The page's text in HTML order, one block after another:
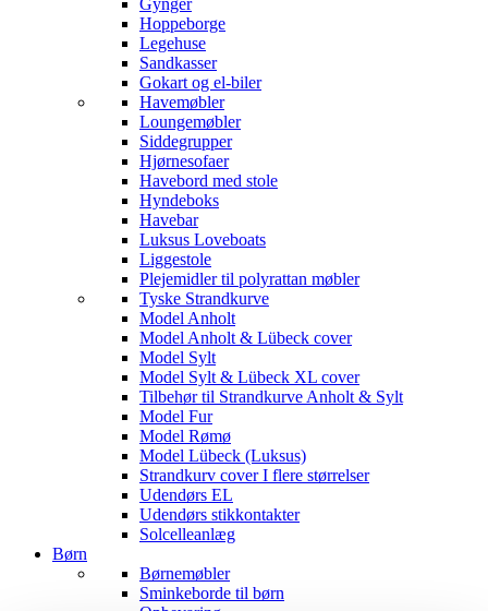
Gynger
Hoppeborge
Legehuse
Sandkasser
Gokart og el-biler
Havemøbler
Loungemøbler
Siddegrupper
Hjørnesofaer
Havebord med stole
Hyndeboks
Havebar
Luksus Loveboats
Liggestole
Plejemidler til polyrattan møbler
Tyske Strandkurve
Model Anholt
Model Anholt & Lübeck cover
Model Sylt
Model Sylt & Lübeck XL cover
Tilbehør til Strandkurve Anholt & Sylt
Model Fur
Model Rømø
Model Lübeck (Luksus)
Strandkurv cover I flere størrelser
Udendørs EL
Udendørs stikkontakter
Solcelleanlæg
Børn
Børnemøbler
Sminkeborde til børn